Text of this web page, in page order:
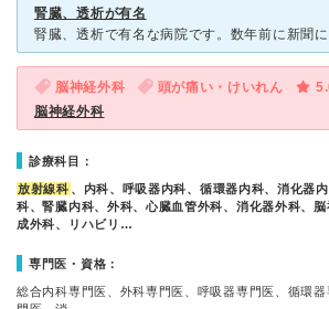
腎臓、透析が有名
脳神経外科 頭が痛い・けいれん
脳神経外科
診療科目：
放射線科 、内科、呼吸器内科、循環器内科、消化器
科、腎臓内科、外科、心臓血管外科、消化器外科、
成外科、リハビリ…
専門医・資格：
総合内科専門医、外科専門医、呼吸器専門医、循環